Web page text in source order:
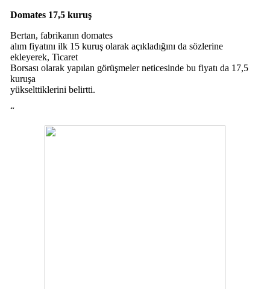
Domates 17,5 kuruş
Bertan, fabrikanın domates
alım fiyatını ilk 15 kuruş olarak açıkladığını da sözlerine
ekleyerek, Ticaret
Borsası olarak yapılan görüşmeler neticesinde bu fiyatı da 17,5
kuruşa
yükselttiklerini belirtti.
“